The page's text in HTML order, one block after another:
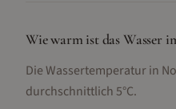
Wie warm ist das Wasser
Die Wassertemperatur in
durchschnittlich 5°C.